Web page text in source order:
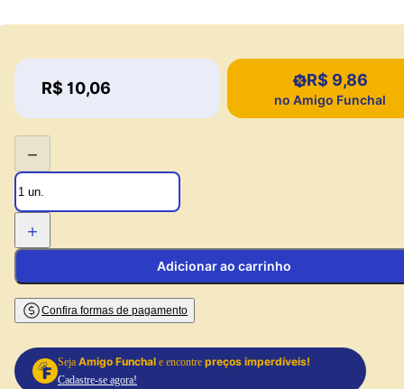
Price:
R$ 10,06 Price:
R$ 9,86
no Amigo Funchal
−
+
Adicionar ao carrinho
Confira formas de pagamento
Seja Amigo Funchal e encontre preços imperdíveis!
Cadastre-se agora!